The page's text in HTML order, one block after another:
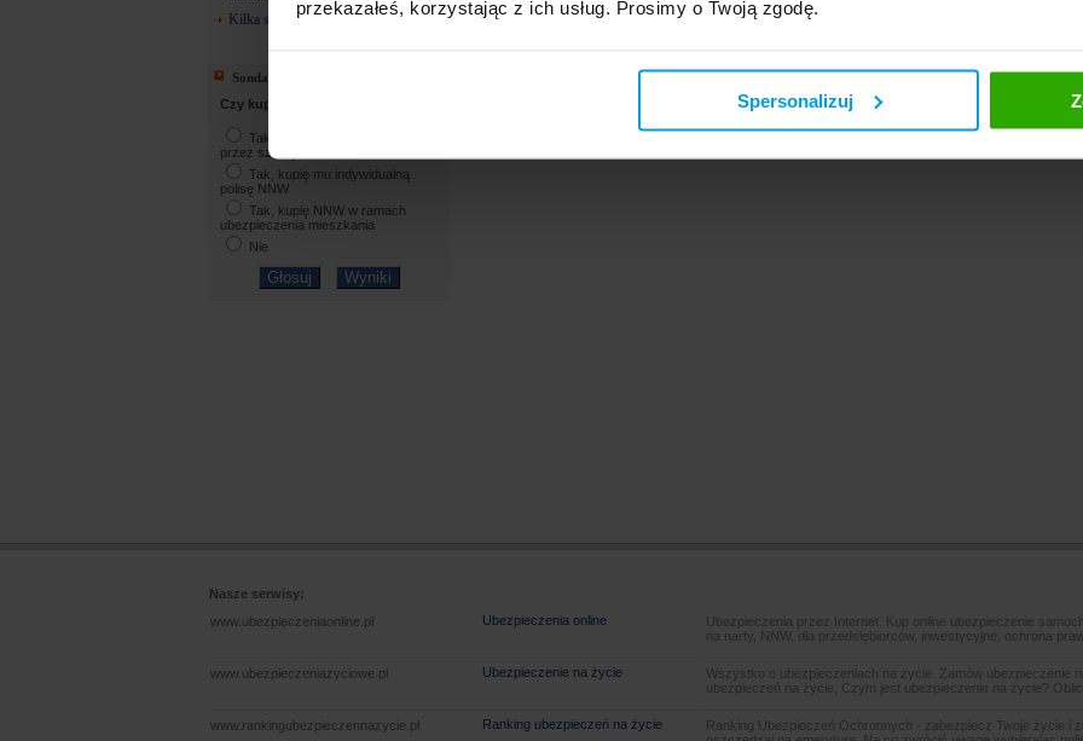
przekazałeś, korzystając z ich usług. Prosimy o Twoją zgodę.
Spersonalizuj
Kilka słów o osobach uposażonych
Sonda
Czy kupisz NNW dla dziecka?
Tak, kupię NNW oferowane
przez szkołę
Tak, kupię mu indywidualną
polisę NNW
Tak, kupię NNW w ramach
ubezpieczenia mieszkania
Nie
Nasze serwisy:
www.ubezpieczeniaonline.pl
Ubezpieczenia online
Ubezpieczenia przez Internet. Kup online ubezpieczenie
na narty, NNW, dla przedsiębiorców, inwestycyjne, ochrona
www.ubezpieczeniazyciowe.pl Ubezpieczenie na życie
Wszystko o ubezpieczeniach na życie. Zamów ubezpieczenie
ubezpieczeń na życie, Czym jest ubezpieczenie na życie?
www.rankingubezpieczennazycie.pl Ranking ubezpieczeń na życie
Ranking Ubezpieczeń Ochronnych - zabezpiecz Twoje życie i